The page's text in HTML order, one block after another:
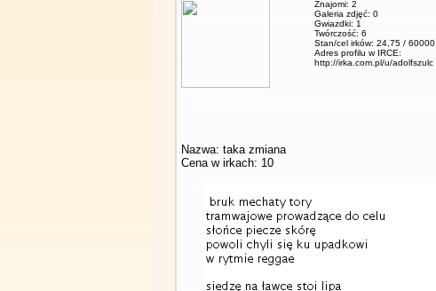
Znajomi: 2
Galeria zdjęć: 0
Gwiazdki: 1
Twórczość: 6
Stan/cel irków: 24,75 / 60000
Adres profilu w IRCE:
http://irka.com.pl/u/adolfszulc
Nazwa: taka zmiana
Cena w irkach: 10